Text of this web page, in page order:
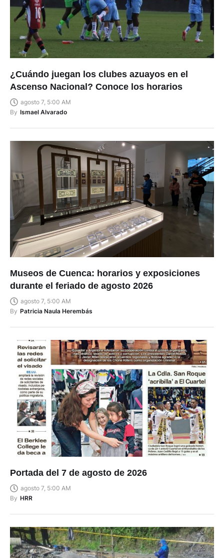
¿Cuándo juegan los clubes azuayos en el
Ascenso Nacional? Conoce los horarios
agosto 7, 5:00 AM
By Ismael Alvarado
Museos de Cuenca: horarios y exposiciones
durante el feriado de agosto 2026
agosto 7, 5:00 AM
By Patricia Naula Herembás
Portada del 7 de agosto de 2026
agosto 7, 5:00 AM
By HRR